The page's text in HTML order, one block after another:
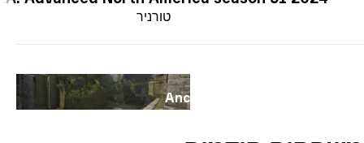
טורניר
Ancient